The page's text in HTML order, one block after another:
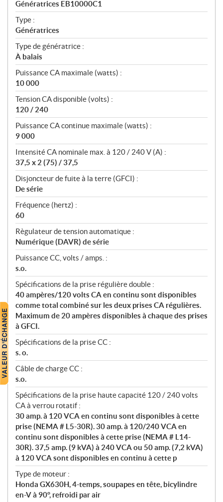
i
f
i
c
a
t
i
o
n
s
Génératrices EB10000C1
Type :
Génératrices
Type de génératrice :
À balais
Puissance CA maximale (watts) :
10 000
Tension CA disponible (volts) :
120 / 240
Puissance CA continue maximale (watts) :
9 000
Intensité CA nominale max. à 120 / 240 V (A) :
37,5 x 2 (75) / 37,5
Disjoncteur de fuite à la terre (GFCI) :
De série
Fréquence (hertz) :
60
Règulateur de tension automatique :
Numérique (DAVR) de série
Puissance CC, volts / amps. :
s.o.
Spécifications de la prise régulière double :
40 ampères/120 volts CA en continu sont disponibles
comme total combiné sur les deux prises CA régulières.
Maximum de 20 ampères disponibles à chaque des prises
à GFCI.
Spécifications de la prise CC :
s. o.
Câble de charge CC :
s.o.
Spécifications de la prise haute capacité 120 / 240 volts
CA à verrou rotatif :
30 amp. à 120 VCA en continu sont disponibles à cette
prise (NEMA # L5-30R). 30 amp. à 120/240 VCA en
continu sont disponibles à cette prise (NEMA # L14-
30R). 37,5 amp. (9 kVA) à 240 VCA ou 50 amp. (7,2 kVA)
à 120 VCA sont disponibles en continu à cette p
Type de moteur :
Honda GX630H, 4-temps, soupapes en tête, bicylindre
en-V à 90°, refroidi par air